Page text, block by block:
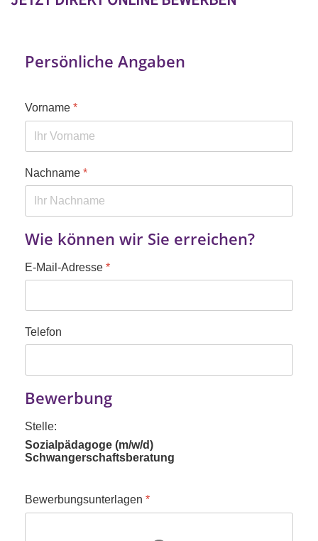
Persönliche Angaben
Vorname *
Nachname *
Wie können wir Sie erreichen?
E-Mail-Adresse *
Telefon
Bewerbung
Stelle:
Sozialpädagoge (m/w/d)
Schwangerschaftsberatung
Bewerbungsunterlagen *